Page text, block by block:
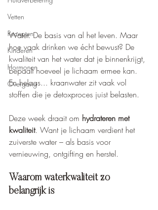
Vetten
Recepten
Kinderen
Hormonen
Overgang
Water. De basis van al het leven. Maar
hoe vaak drinken we écht bewust? De
kwaliteit van het water dat je binnenkrijgt,
bepaalt hoeveel je lichaam ermee kan.
En helaas... kraanwater zit vaak vol
stoffen die je detoxproces juist belasten.
Deze week draait om hydrateren met
kwaliteit. Want je lichaam verdient het
zuiverste water – als basis voor
vernieuwing, ontgifting en herstel.
Waarom waterkwaliteit zo
belangrijk is